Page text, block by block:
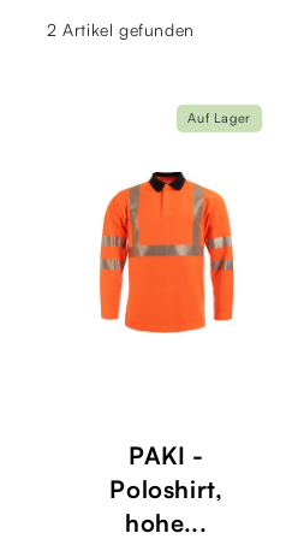
2 Artikel gefunden
PAKI -
Poloshirt,
hohe...
Auf Lager